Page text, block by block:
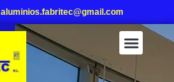
aluminios.fabritec@gmail.com